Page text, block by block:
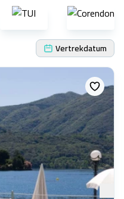
Vertrekdatum